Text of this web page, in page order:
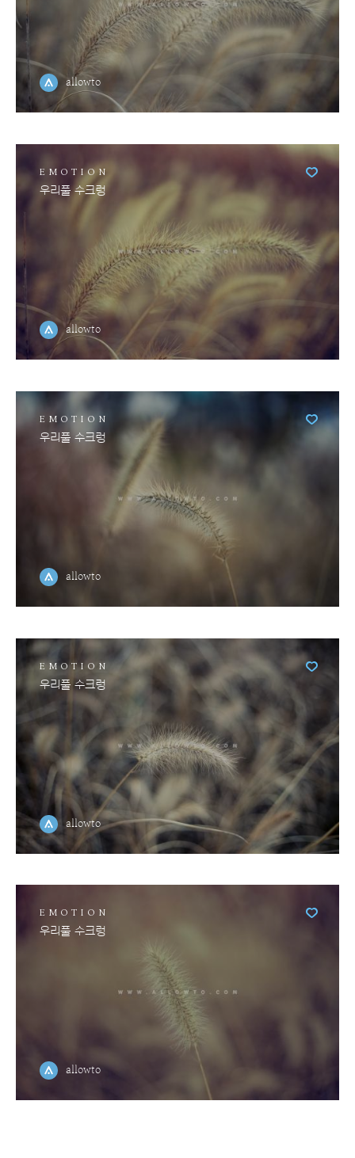
allowto
EMOTION
우리풀 수크렁
allowto
EMOTION
우리풀 수크렁
allowto
EMOTION
우리풀 수크렁
allowto
EMOTION
우리풀 수크렁
allowto